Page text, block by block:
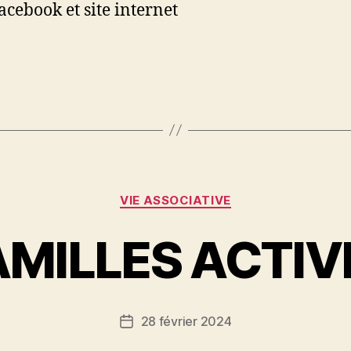
et site internet
Catégories
VIE ASSOCIATIVE
Date28 février 2024